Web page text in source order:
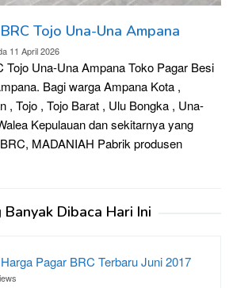
Tojo Una-Una Ampana
11 April 2026
Tojo Una-Una Ampana Toko Pagar Besi
Bagi warga Ampana Kota ,
, Tojo , Tojo Barat , Ulu Bongka , Una-
Kepulauan dan sekitarnya yang
MADANIAH Pabrik produsen
Banyak Dibaca Hari Ini
Pagar BRC Terbaru Juni 2017